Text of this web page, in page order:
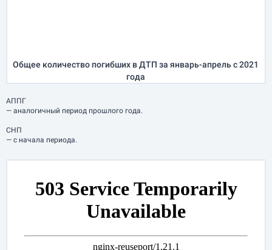
Общее количество погибших в ДТП заянварь-апрельс 2021
года
АППГ
— аналогичный период прошлого года.
СНП
— с начала периода.